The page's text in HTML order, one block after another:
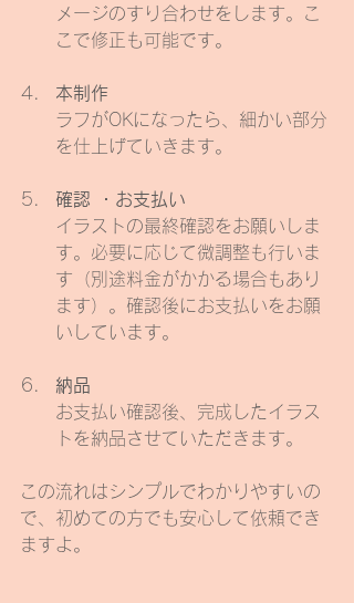
メージのすり合わせをします。こ
こで修正も可能です。
本制作
ラフがOKになったら、細かい部分
を仕上げていきます。
確認 ・お支払い
イラストの最終確認をお願いしま
す。必要に応じて微調整も行いま
す（別途料金がかかる場合もあり
ます）。確認後にお支払いをお願
いしています。
納品
お支払い確認後、完成したイラス
トを納品させていただきます。
この流れはシンプルでわかりやすいの
で、初めての方でも安心して依頼でき
ますよ。